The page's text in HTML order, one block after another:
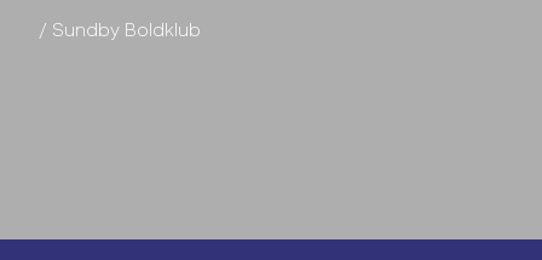
/ Sundby Boldklub